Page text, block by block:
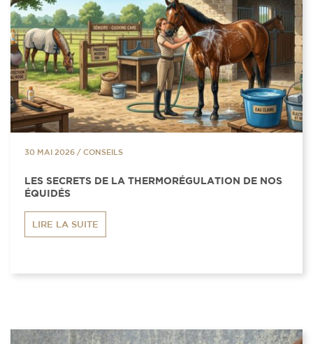
30 MAI 2026 / CONSEILS
LES SECRETS DE LA THERMORÉGULATION DE NOS
ÉQUIDÉS
LIRE LA SUITE